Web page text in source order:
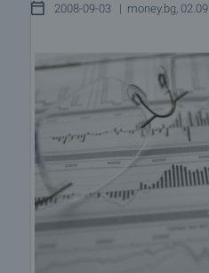
2008-09-03 | money.bg,